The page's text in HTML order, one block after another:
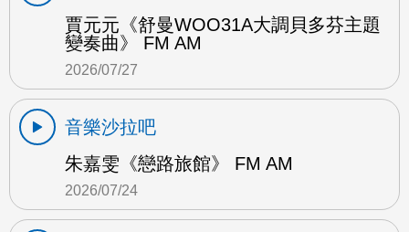
賈元元《舒曼WOO31A大調貝多芬主題
變奏曲》 FM AM
2026/07/27
音樂沙拉吧
朱嘉雯《戀路旅館》 FM AM
2026/07/24